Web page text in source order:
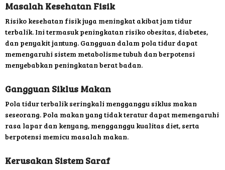
Masalah Kesehatan Fisik
Risiko kesehatan fisik juga meningkat akibat jam tidur
terbalik. Ini termasuk peningkatan risiko obesitas, diabetes,
dan penyakit jantung. Gangguan dalam pola tidur dapat
memengaruhi sistem metabolisme tubuh dan berpotensi
menyebabkan peningkatan berat badan.
Gangguan Siklus Makan
Pola tidur terbalik seringkali mengganggu siklus makan
seseorang. Pola makan yang tidak teratur dapat memengaruhi
rasa lapar dan kenyang, mengganggu kualitas diet, serta
berpotensi memicu masalah makan.
Kerusakan Sistem Saraf